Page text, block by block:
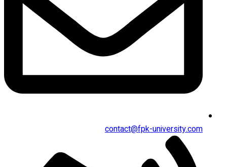
contact@fpk-university.com